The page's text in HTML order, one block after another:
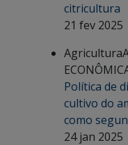
citricultura
21 fev 2025
Agricultura
Política de
cultivo do
como
24 jan 2025